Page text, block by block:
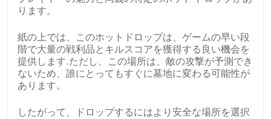
ります。
紙の上では、このホットドロップは、ゲームの早い段
階で大量の戦利品とキルスコアを獲得する良い機会を
提供します.ただし、この場所は、敵の攻撃が予測でき
ないため、誰にとってもすぐに墓地に変わる可能性が
あります。
したがって、ドロップするにはより安全な場所を選択